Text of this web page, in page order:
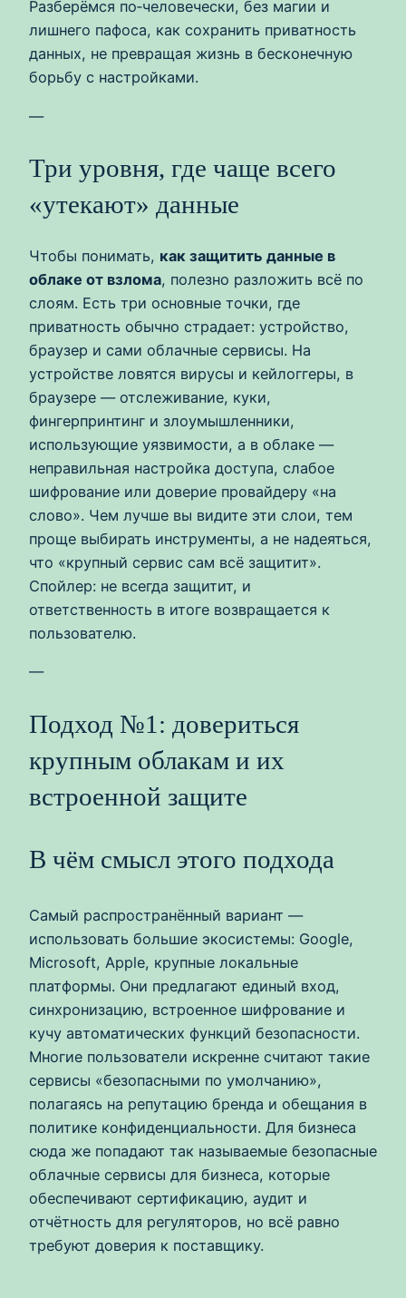
Разберёмся по‑человечески, без магии и
лишнего пафоса, как сохранить приватность
данных, не превращая жизнь в бесконечную
борьбу с настройками.
—
Три уровня, где чаще всего
«утекают» данные
Чтобы понимать, как защитить данные в
облаке от взлома, полезно разложить всё по
слоям. Есть три основные точки, где
приватность обычно страдает: устройство,
браузер и сами облачные сервисы. На
устройстве ловятся вирусы и кейлоггеры, в
браузере — отслеживание, куки,
фингерпринтинг и злоумышленники,
использующие уязвимости, а в облаке —
неправильная настройка доступа, слабое
шифрование или доверие провайдеру «на
слово». Чем лучше вы видите эти слои, тем
проще выбирать инструменты, а не надеяться,
что «крупный сервис сам всё защитит».
Спойлер: не всегда защитит, и
ответственность в итоге возвращается к
пользователю.
—
Подход №1: довериться
крупным облакам и их
встроенной защите
В чём смысл этого подхода
Самый распространённый вариант —
использовать большие экосистемы: Google,
Microsoft, Apple, крупные локальные
платформы. Они предлагают единый вход,
синхронизацию, встроенное шифрование и
кучу автоматических функций безопасности.
Многие пользователи искренне считают такие
сервисы «безопасными по умолчанию»,
полагаясь на репутацию бренда и обещания в
политике конфиденциальности. Для бизнеса
сюда же попадают так называемые безопасные
облачные сервисы для бизнеса, которые
обеспечивают сертификацию, аудит и
отчётность для регуляторов, но всё равно
требуют доверия к поставщику.